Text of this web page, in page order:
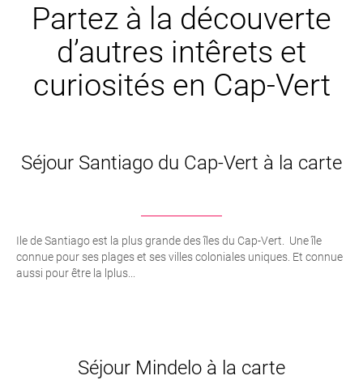
Partez à la découverte
d’autres intêrets et
curiosités en Cap-Vert
Séjour Santiago du Cap-Vert à la carte
Ile de Santiago est la plus grande des îles du Cap-Vert. Une île
connue pour ses plages et ses villes coloniales uniques. Et connue
aussi pour être la lplus...
Séjour Mindelo à la carte